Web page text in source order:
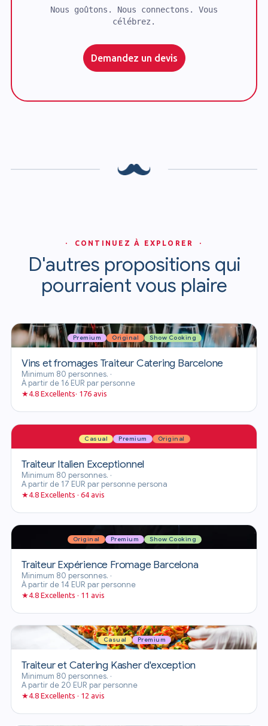
Nous goûtons. Nous connectons. Vous
célébrez.
Demandez un devis
· CONTINUEZ À EXPLORER ·
D'autres propositions qui
pourraient vous plaire
Premium Original Show Cooking
Vins et fromages Traiteur Catering Barcelone
Minimum 80 personnes. ·
À partir de 16 EUR par personne
★4.8 Excellents· 176 avis
Casual Premium Original
Traiteur Italien Exceptionnel
Minimum 80 personnes. ·
A partir de 17 EUR par personne persona
★4.8 Excellents · 64 avis
Original Premium Show Cooking
Traiteur Expérience Fromage Barcelona
Minimum 80 personnes. ·
À partir de 14 EUR par personne
★4.8 Excellents · 11 avis
Casual Premium
Traiteur et Catering Kasher d'exception
Minimum 80 personnes. ·
A partir de 20 EUR par personne
★4.8 Excellents · 12 avis